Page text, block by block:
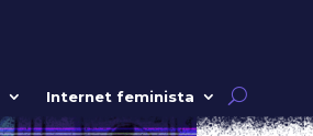
Internet feminista